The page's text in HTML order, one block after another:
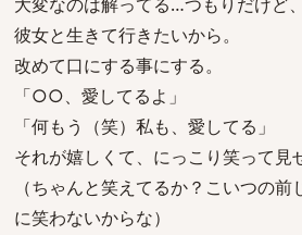
彼女と生きて行きたいから。
改めて口にする事にする。
「○○、愛してるよ」
「何もう（笑）私も、愛してる」
それが嬉しくて、にっこり笑って見
（ちゃんと笑えてるか？こいつの
に笑わないからな）